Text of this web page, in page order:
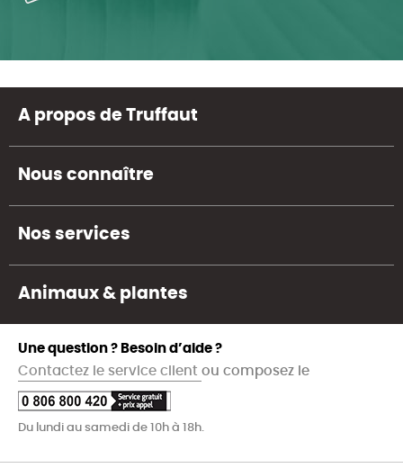
A propos de Truffaut
Nous connaître
Nos services
Animaux & plantes
Une question ? Besoin d’aide ?
Contactez le service client ou composez le
Du lundi au samedi de 10h à 18h.